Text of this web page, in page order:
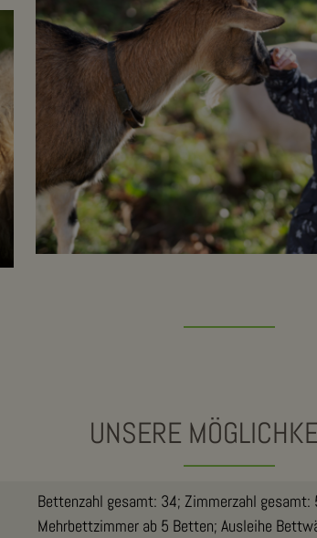
UNSERE
Bettenzahl gesamt: 34; Zimmerzahl
Mehrbettzimmer ab 5 Betten; Ausleihe